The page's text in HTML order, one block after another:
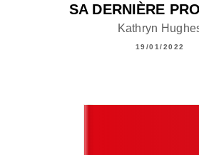
SA DERNIÈRE
Kathryn
19/01/2022